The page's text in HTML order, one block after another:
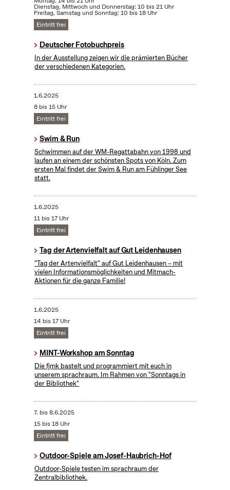
Dienstag, Mittwoch und Donnerstag: 10 bis 21 Uhr
Freitag, Samstag und Sonntag: 10 bis 18 Uhr
Eintritt frei
Deutscher Fotobuchpreis
In der Ausstellung zeigen wir die prämierten Bücher
der verschiedenen Kategorien.
1.6.2025
8 bis 15 Uhr
Eintritt frei
Swim & Run
Schwimmen auf der WM-Regattabahn von 1998 und
laufen an einem der schönsten Spots von Köln. Zum
ersten Mal findet der Swim & Run am Fühlinger See
statt.
1.6.2025
11 bis 17 Uhr
Eintritt frei
Tag der Artenvielfalt auf Gut Leidenhausen
"Tag der Artenvielfalt" auf Gut Leidenhausen – mit
vielen Informationsmöglichkeiten und Mitmach-
Aktionen für die ganze Familie!
1.6.2025
14 bis 17 Uhr
Eintritt frei
MINT-Workshop am Sonntag
Die fjmk bastelt und programmiert mit euch in
unserem sprachraum. Im Rahmen von "Sonntags in
der Bibliothek"
7. bis8.6.2025
15 bis 18 Uhr
Eintritt frei
Outdoor-Spiele am Josef-Haubrich-Hof
Outdoor-Spiele testen im sprachraum der
Zentralbibliothek.